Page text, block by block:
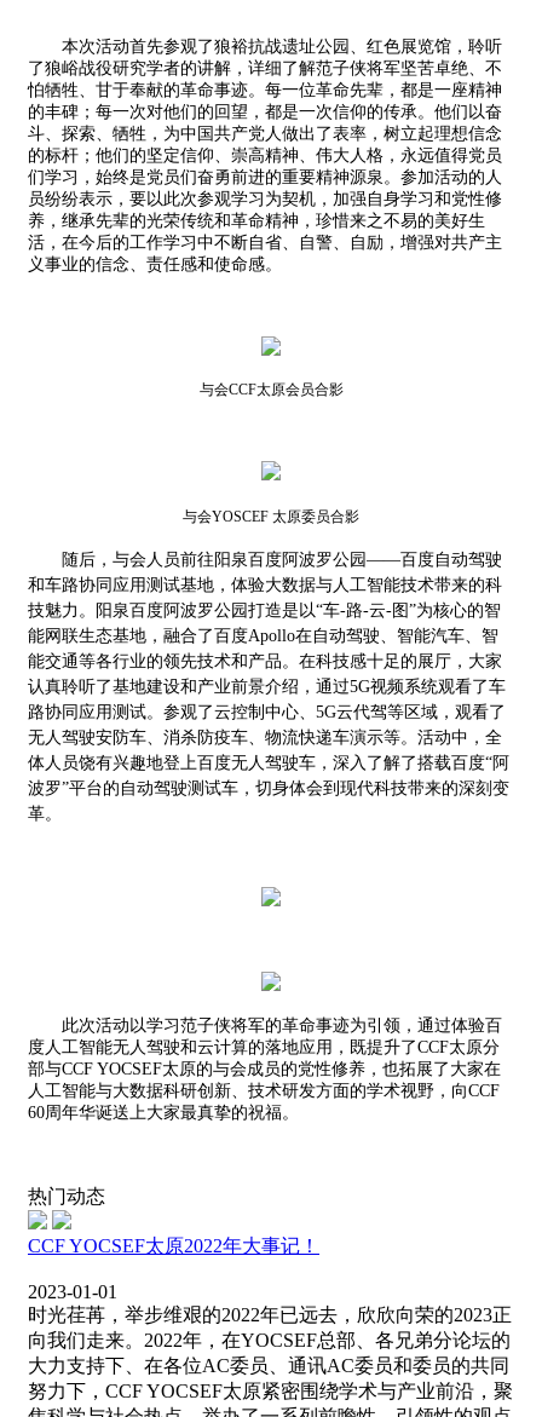
本次活动首先参观了狼裕抗战遗址公园、红色展览馆，聆听
了狼峪战役研究学者的讲解，详细了解范子侠将军坚苦卓绝、不
怕牺牲、甘于奉献的革命事迹。每一位革命先辈，都是一座精神
的丰碑；每一次对他们的回望，都是一次信仰的传承。他们以奋
斗、探索、牺牲，为中国共产党人做出了表率，树立起理想信念
的标杆；他们的坚定信仰、崇高精神、伟大人格，永远值得党员
们学习，始终是党员们奋勇前进的重要精神源泉。参加活动的人
员纷纷表示，要以此次参观学习为契机，加强自身学习和党性修
养，继承先辈的光荣传统和革命精神，珍惜来之不易的美好生
活，在今后的工作学习中不断自省、自警、自励，增强对共产主
义事业的信念、责任感和使命感。
与会CCF太原会员合影
与会YOSCEF 太原委员合影
随后，与会人员前往阳泉百度阿波罗公园——百度自动驾驶
和车路协同应用测试基地，体验大数据与人工智能技术带来的科
技魅力。阳泉百度阿波罗公园打造是以“车-路-云-图”为核心的智
能网联生态基地，融合了百度Apollo在自动驾驶、智能汽车、智
能交通等各行业的领先技术和产品。在科技感十足的展厅，大家
认真聆听了基地建设和产业前景介绍，通过5G视频系统观看了车
路协同应用测试。参观了云控制中心、5G云代驾等区域，观看了
无人驾驶安防车、消杀防疫车、物流快递车演示等。活动中，全
体人员饶有兴趣地登上百度无人驾驶车，深入了解了搭载百度“阿
波罗”平台的自动驾驶测试车，切身体会到现代科技带来的深刻变
革。
此次活动以学习范子侠将军的革命事迹为引领，通过体验百
度人工智能无人驾驶和云计算的落地应用，既提升了CCF太原分
部与CCF YOCSEF太原的与会成员的党性修养，也拓展了大家在
人工智能与大数据科研创新、技术研发方面的学术视野，向CCF
60周年华诞送上大家最真挚的祝福。
热门动态
CCF YOCSEF太原2022年大事记！
2023-01-01
时光荏苒，举步维艰的2022年已远去，欣欣向荣的2023正
向我们走来。2022年，在YOCSEF总部、各兄弟分论坛的
大力支持下、在各位AC委员、通讯AC委员和委员的共同
努力下，CCF YOCSEF太原紧密围绕学术与产业前沿，聚